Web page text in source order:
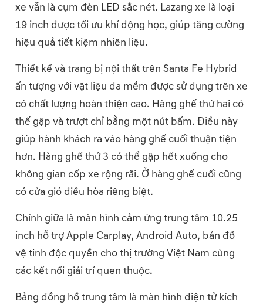
xe vẫn là cụm đèn LED sắc nét. Lazang xe là loại
19 inch được tối ưu khí động học, giúp tăng cường
hiệu quả tiết kiệm nhiên liệu.
Thiết kế và trang bị nội thất trên Santa Fe Hybrid
ấn tượng với vật liệu da mềm được sử dụng trên xe
có chất lượng hoàn thiện cao. Hàng ghế thứ hai có
thế gập và trượt chỉ bằng một nút bấm. Điều này
giúp hành khách ra vào hàng ghế cuối thuận tiện
hơn. Hàng ghế thứ 3 có thể gập hết xuống cho
không gian cốp xe rộng rãi. Ở hàng ghế cuối cũng
có cửa gió điều hòa riêng biệt.
Chính giữa là màn hình cảm ứng trung tâm 10.25
inch hỗ trợ Apple Carplay, Android Auto, bản đồ
vệ tinh độc quyền cho thị trường Việt Nam cùng
các kết nối giải trí quen thuộc.
Bảng đồng hồ trung tâm là màn hình điện tử kích